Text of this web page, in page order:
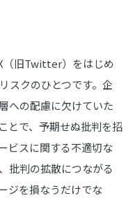
（旧Twitter）をはじめ
スクのひとつです。企
への配慮に欠けていた
とで、予期せぬ批判を招
ビスに関する不適切な
批判の拡散につながる
ジを損なうだけでな